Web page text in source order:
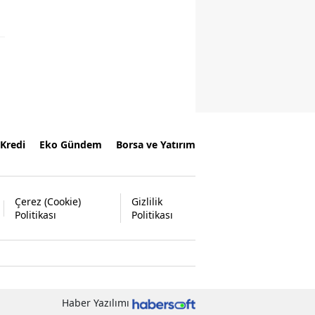
Kredi Eko Gündem Borsa ve Yatırım
Çerez (Cookie)
Politikası
Gizlilik
Politikası
Haber Yazılımı